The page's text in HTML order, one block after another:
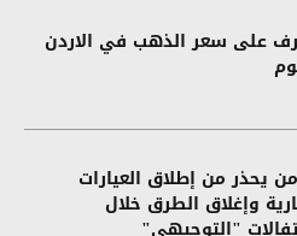
على سعر الذهب في الاردن
يحذر من إطلاق العيارات
وإغلاق الطرق خلال
"التوجيهي"